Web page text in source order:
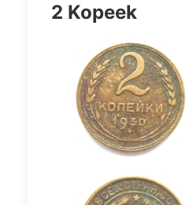
2 Kopeek